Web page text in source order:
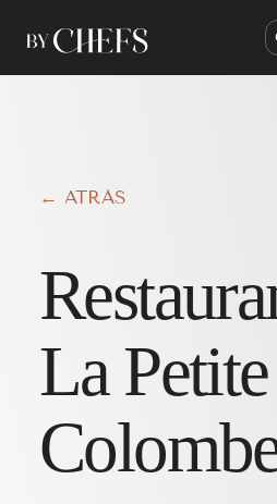
← ATRÁS
La Petite